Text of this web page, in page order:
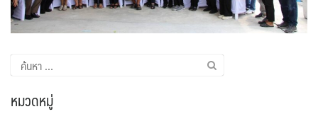
ค้นหา
สำหรับ:
หมวดหมู่